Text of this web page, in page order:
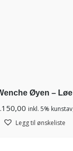
Øyen – Løe
inkl. 5%
Legg til ønskeliste